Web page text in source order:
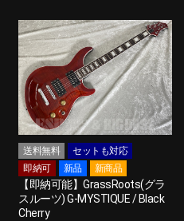
送料無料
セットも対応
即納可
新品 新商品
【即納可能】GrassRoots(グラ
スルーツ) G-MYSTIQUE / Black
Cherry